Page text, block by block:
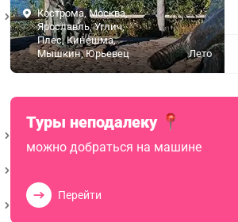
Кострома, Москва,
Ярославль, Углич,
Плес, Кинешма,
Мышкин, Юрьевец
Лето
Туры неподалеку
можно добраться на машине
Перейти